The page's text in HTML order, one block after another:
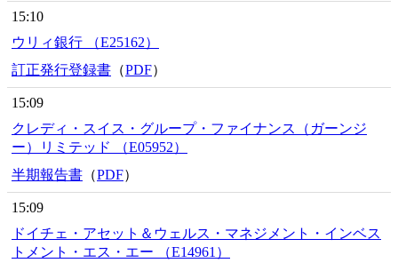
15:10
ウリィ銀行 （E25162）
訂正発行登録書 （PDF）
15:09
クレディ・スイス・グループ・ファイナンス（ガーンジ
ー）リミテッド （E05952）
半期報告書 （PDF）
15:09
ドイチェ・アセット＆ウェルス・マネジメント・インベス
トメント・エス・エー （E14961）